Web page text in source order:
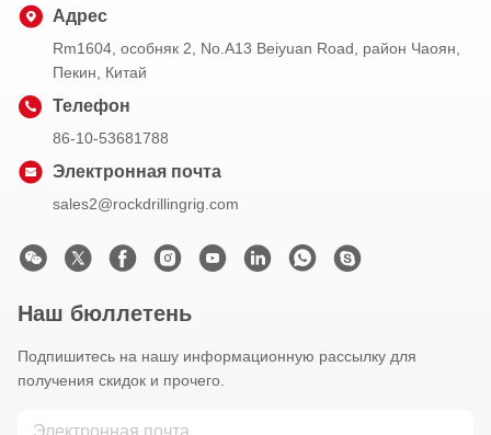
Адрес
Rm1604, особняк 2, No.A13 Beiyuan Road, район Чаоян,
Пекин, Китай
Телефон
86-10-53681788
Электронная почта
sales2@rockdrillingrig.com
Наш бюллетень
Подпишитесь на нашу информационную рассылку для
получения скидок и прочего.